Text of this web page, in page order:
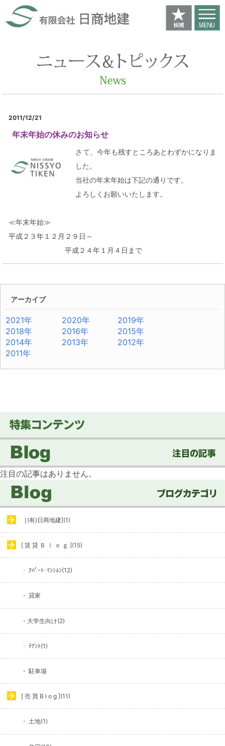
2011/12/21
年末年始の休みのお知らせ
さて、今年も残すところあとわずかになりま
した。
当社の年末年始は下記の通りです。
よろしくお願いいたします。
≪年末年始≫
平成２３年１２月２９日～
平成２４年１月４日まで
アーカイブ
2021年 2020年
2019年
2018年
2016年
2015年
2014年
2013年
2012年
2011年
注目の記事はありません。
［(有)日商地建](1)
[ 賃 貸 Ｂ ｌ ｏ ｇ ](15)
・ ｱﾊﾟｰﾄ･ﾏﾝｼｮﾝ(12)
・ 貸家
・大学生向け(2)
・ ﾃﾅﾝﾄ(1)
・ 駐車場
[ 売 買 B l o g ](11)
・ 土地(1)